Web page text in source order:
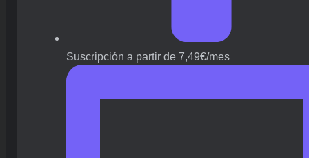
Suscripción a partir de 7,49€/mes